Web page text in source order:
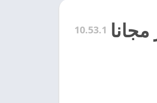
10.53.1